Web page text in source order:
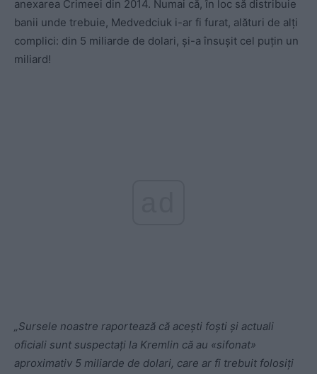
anexarea Crimeei din 2014. Numai că, în loc să distribuie
banii unde trebuie, Medvedciuk i-ar fi furat, alături de alți
complici: din 5 miliarde de dolari, și-a însușit cel puțin un
miliard!
„Sursele noastre raportează că acești foști și actuali
oficiali sunt suspectați la Kremlin că au «sifonat»
aproximativ 5 miliarde de dolari, care ar fi trebuit folosiți